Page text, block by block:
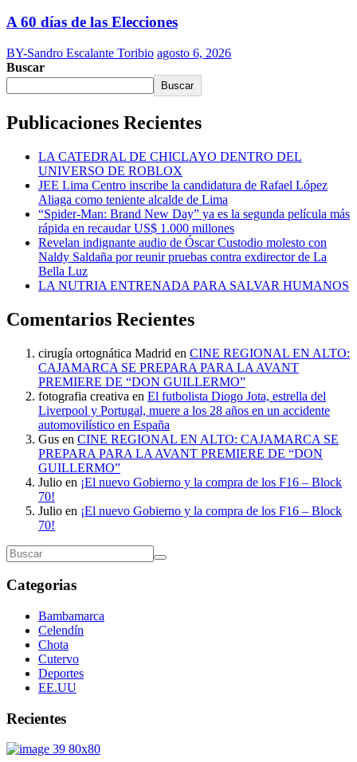
A 60 días de las Elecciones
BY-Sandro Escalante Toribio agosto 6, 2026
Buscar
Buscar
Publicaciones Recientes
LA CATEDRAL DE CHICLAYO DENTRO DEL
UNIVERSO DE ROBLOX
JEE Lima Centro inscribe la candidatura de Rafael López
Aliaga como teniente alcalde de Lima
“Spider-Man: Brand New Day” ya es la segunda película más
rápida en recaudar US$ 1.000 millones
Revelan indignante audio de Óscar Custodio molesto con
Naldy Saldaña por reunir pruebas contra exdirector de La
Bella Luz
LA NUTRIA ENTRENADA PARA SALVAR HUMANOS
Comentarios Recientes
cirugía ortognática Madrid en CINE REGIONAL EN ALTO:
CAJAMARCA SE PREPARA PARA LA AVANT
PREMIERE DE “DON GUILLERMO”
fotografia creativa en El futbolista Diogo Jota, estrella del
Liverpool y Portugal, muere a los 28 años en un accidente
automovilístico en España
Gus en CINE REGIONAL EN ALTO: CAJAMARCA SE
PREPARA PARA LA AVANT PREMIERE DE “DON
GUILLERMO”
Julio en ¡El nuevo Gobierno y la compra de los F16 – Block
70!
Julio en ¡El nuevo Gobierno y la compra de los F16 – Block
70!
Categorias
Bambamarca
Celendín
Chota
Cutervo
Deportes
EE.UU
Recientes